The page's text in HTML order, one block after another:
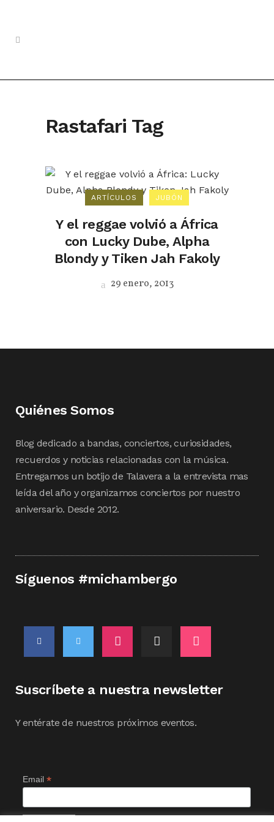
Rastafari Tag
ARTÍCULOS JUBÓN
Y el reggae volvió a África
con Lucky Dube, Alpha
Blondy y Tiken Jah Fakoly
29 enero, 2013
Quiénes Somos
Blog dedicado a bandas, conciertos, curiosidades,
recuerdos y noticias relacionadas con la música.
Entregamos un botijo de Talavera a la entrevista mas
leída del año y organizamos conciertos por nuestro
aniversario. Desde 2012.
Síguenos #michambergo
Suscríbete a nuestra newsletter
Y entérate de nuestros próximos eventos.
Email *